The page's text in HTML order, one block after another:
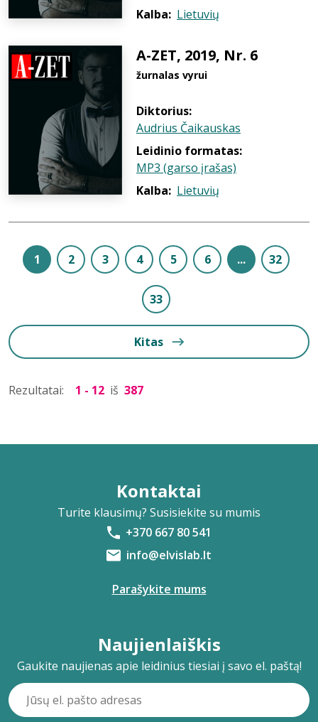
Kalba: Lietuvių
A-ZET, 2019, Nr. 6
žurnalas vyrui
Diktorius:
Audrius Čaikauskas
Leidinio formatas:
MP3 (garso įrašas)
Kalba: Lietuvių
1 2 3 4 5 6 ... 32
33
Kitas
Rezultatai: 1 - 12 iš 387
Kontaktai
Turite klausimų? Susisiekite su mumis
+370 667 80 541
info@elvislab.lt
Parašykite mums
Naujienlaiškis
Gaukite naujienas apie leidinius tiesiai į savo el. paštą!